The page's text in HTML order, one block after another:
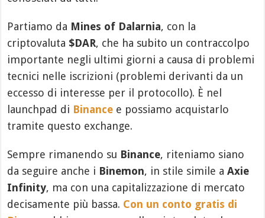
Partiamo da Mines of Dalarnia, con la
criptovaluta $DAR, che ha subito un contraccolpo
importante negli ultimi giorni a causa di problemi
tecnici nelle iscrizioni (problemi derivanti da un
eccesso di interesse per il protocollo). È nel
launchpad di Binance e possiamo acquistarlo
tramite questo exchange.
Sempre rimanendo su Binance, riteniamo siano
da seguire anche i Binemon, in stile simile aAxie
Infinity, ma con una capitalizzazione di mercato
decisamente più bassa. Con un conto gratis di